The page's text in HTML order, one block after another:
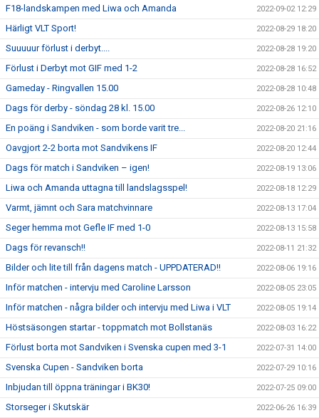
F18-landskampen med Liwa och Amanda 2022-09-02 12:29
Härligt VLT Sport! 2022-08-29 18:20
Suuuuur förlust i derbyt.... 2022-08-28 19:20
Förlust i Derbyt mot GIF med 1-2 2022-08-28 16:52
Gameday - Ringvallen 15.00 2022-08-28 10:48
Dags för derby - söndag 28 kl. 15.00 2022-08-26 12:10
En poäng i Sandviken - som borde varit tre... 2022-08-20 21:16
Oavgjort 2-2 borta mot Sandvikens IF 2022-08-20 12:44
Dags för match i Sandviken – igen! 2022-08-19 13:06
Liwa och Amanda uttagna till landslagsspel! 2022-08-18 12:29
Varmt, jämnt och Sara matchvinnare 2022-08-13 17:04
Seger hemma mot Gefle IF med 1-0 2022-08-13 15:58
Dags för revansch!! 2022-08-11 21:32
Bilder och lite till från dagens match - UPPDATERAD!! 2022-08-06 19:16
Inför matchen - intervju med Caroline Larsson 2022-08-05 23:05
Inför matchen - några bilder och intervju med Liwa i VLT 2022-08-05 19:14
Höstsäsongen startar - toppmatch mot Bollstanäs 2022-08-03 16:22
Förlust borta mot Sandviken i Svenska cupen med 3-1 2022-07-31 14:00
Svenska Cupen - Sandviken borta 2022-07-29 10:16
Inbjudan till öppna träningar i BK30! 2022-07-25 09:00
Storseger i Skutskär 2022-06-26 16:39